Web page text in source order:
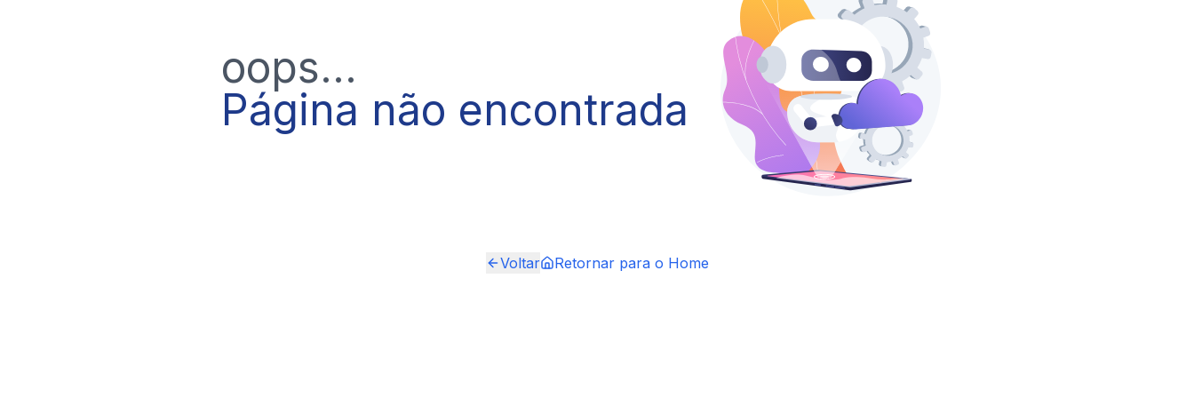
oops...
Página não encontrada
Voltar Retornar para o Home